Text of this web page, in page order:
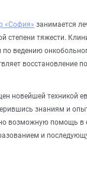
«София» занимается
степени тяжести.
по ведению
восстановление
новейшей техникой
знаниям и
возможную помощь в
и